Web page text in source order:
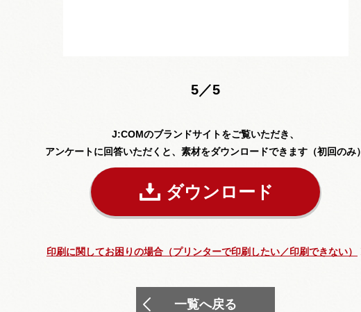
5／5
J:COMのブランドサイトをご覧いただき、
アンケートに回答いただくと、素材をダウンロードできます（初回のみ
ダウンロード
印刷に関してお困りの場合（プリンターで印刷したい／印刷できない）
一覧へ戻る